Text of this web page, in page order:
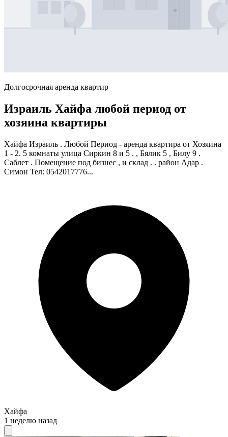
Долгосрочная аренда квартир
Израиль Хайфа любой период от
хозяина квартиры
Хайфа Израиль . Любой Период - аренда квартира от Хозяина
1 - 2. 5 комнаты улица Сиркин 8 и 5 . , Бялик 5 , Билу 9 .
Саблет . Помещение под бизнес , и склад . . район Адар .
Симон Тел: 0542017776...
Хайфа
1 неделю назад